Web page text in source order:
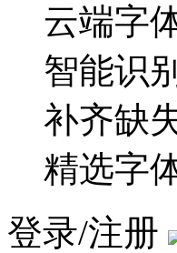
云端字
智能识
补齐缺
精选字
登录/注册